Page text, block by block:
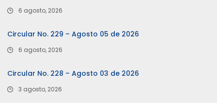
6 agosto, 2026
Circular No. 229 – Agosto 05 de 2026
6 agosto, 2026
Circular No. 228 – Agosto 03 de 2026
3 agosto, 2026